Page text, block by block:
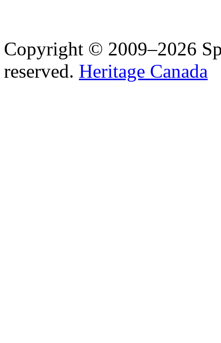
Copyright © 2009–2026
reserved. Heritage Canada